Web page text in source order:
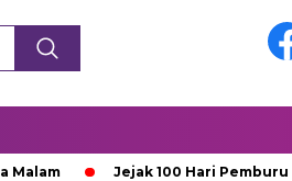
Jejak 100 Hari Pemburu Kayu